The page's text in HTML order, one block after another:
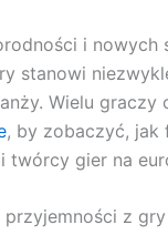
i
stanowi
Wielu
, by zobaczyć, jak
twórcy gier na
przyjemności z gry